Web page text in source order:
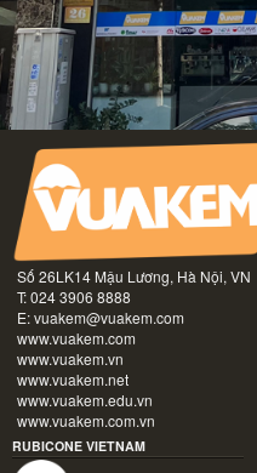
Số 26LK14 Mậu Lương, Hà Nội, VN
T: 024 3906 8888
E:vuakem@vuakem.com
www.vuakem.com
www.vuakem.vn
www.vuakem.net
www.vuakem.edu.vn
www.vuakem.com.vn
RUBICONE VIETNAM